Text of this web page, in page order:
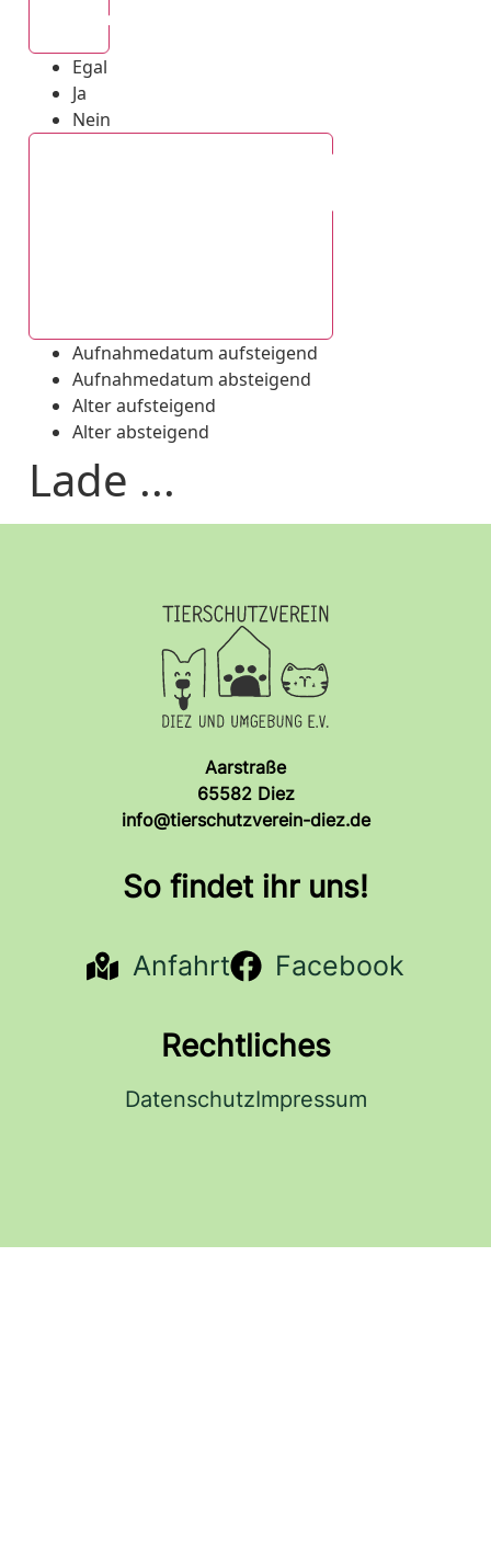
Egal
Ja
Nein
Aufnahmedatum aufsteigend
Aufnahmedatum absteigend
Alter aufsteigend
Alter absteigend
Lade ...
Aarstraße
65582 Diez
info@tierschutzverein-diez.de
So findet ihr uns!
Anfahrt Facebook
Rechtliches
DatenschutzImpressum